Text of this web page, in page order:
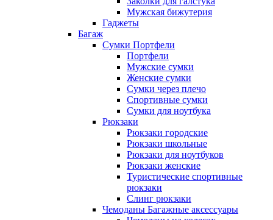
Мужская бижутерия
Гаджеты
Багаж
Сумки Портфели
Портфели
Мужские сумки
Женские сумки
Сумки через плечо
Спортивные сумки
Сумки для ноутбука
Рюкзаки
Рюкзаки городские
Рюкзаки школьные
Рюкзаки для ноутбуков
Рюкзаки женские
Туристические спортивные
рюкзаки
Слинг рюкзаки
Чемоданы Багажные аксессуары